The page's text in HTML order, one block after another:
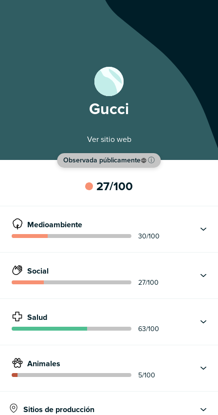
Gucci
Ver sitio web
Observada públicamente ⓘ
27/100
Medioambiente
30/100
Social
27/100
Salud
63/100
Animales
5/100
Sitios de producción